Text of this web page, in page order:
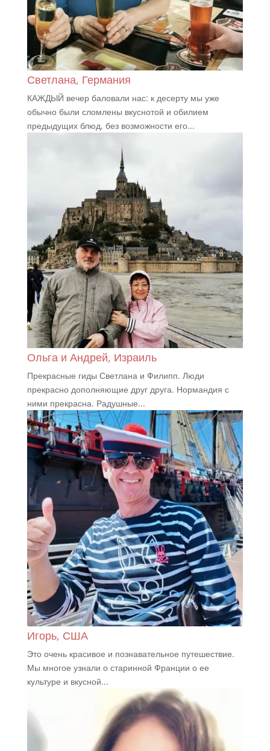
Светлана, Германия
КАЖДЫЙ вечер баловали нас: к десерту мы уже
обычно были сломлены вкуснотой и обилием
предыдущих блюд, без возможности его...
Ольга и Андрей, Израиль
Прекрасные гиды Светлана и Филипп. Люди
прекрасно дополняющие друг друга. Нормандия с
ними прекрасна. Радушные...
Игорь, США
Это очень красивое и познавательное путешествие.
Мы многое узнали о старинной Франции о ее
культуре и вкусной...